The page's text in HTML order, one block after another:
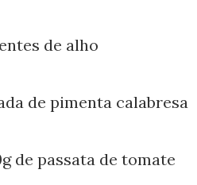
de alho
de pimenta calabresa
de passata de tomate